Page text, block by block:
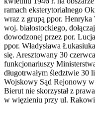
ramach eksterytorialnego
wraz z grupą ppor.
woj. białostockiego,
dowodzonej przez por.
ppor. Władysława
się. Aresztowany 30
funkcjonariuszy
długotrwałym śledztwie 30
Wojskowy Sąd Rejonowy w
Bierut nie skorzystał z
w więzieniu przy ul.